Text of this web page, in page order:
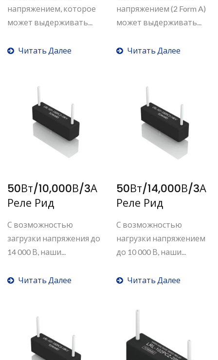
напряжением, которое
может выдерживать...
Читать Далее
напряжением (2 Form A)
может выдерживать...
Читать Далее
50Вт/10,000В/3А
Реле Рид
С возможностью
загрузки напряжения до
14 000 В, наши...
Читать Далее
50Вт/14,000В/3А
Реле Рид
С возможностью
нагрузки напряжением
до 10 000 В, наши...
Читать Далее